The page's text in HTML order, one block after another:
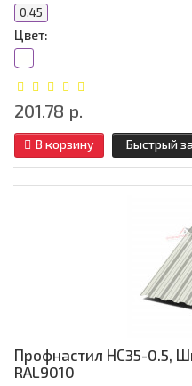
0.45
Цвет:
201.78 р.
В корзину Быстрый
Профнастил НС35-0.5,
RAL9010